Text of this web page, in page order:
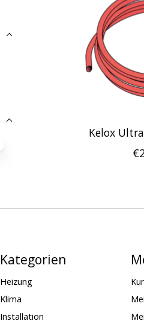
Kelox Ultra
Kategorien
Heizung
Klima
Installation